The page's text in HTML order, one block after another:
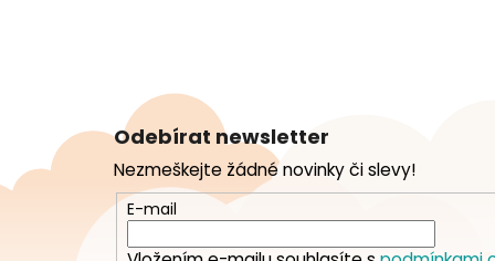
a
Odebírat newsletter
Nezmeškejte žádné novinky či slevy!
E-mail